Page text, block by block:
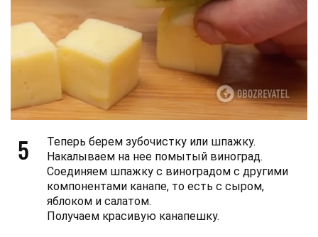
5
Теперь берем зубочистку или шпажку.
Накалываем на нее помытый виноград.
Соединяем шпажку с виноградом с другими
компонентами канапе, то есть с сыром,
яблоком и салатом.
Получаем красивую канапешку.